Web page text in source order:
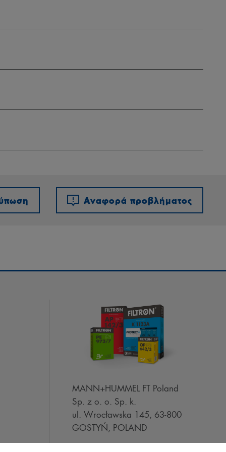
Αναφορά προβλήματος
MANN+HUMMEL FT Poland
Sp. z o. o. Sp. k.
ul. Wrocławska 145, 63-800
GOSTYŃ, POLAND